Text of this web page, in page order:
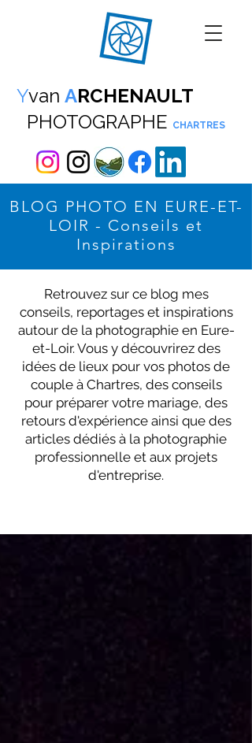
Yvan ARCHENAULT
PHOTOGRAPHE CHARTRES
BLOG PHOTO EN EURE-ET-
LOIR - Conseils et
Inspirations
Retrouvez sur ce blog mes
conseils, reportages et inspirations
autour de la photographie en Eure-
et-Loir. Vous y découvrirez des
idées de lieux pour vos photos de
couple à Chartres, des conseils
pour préparer votre mariage, des
retours d'expérience ainsi que des
articles dédiés à la photographie
professionnelle et aux projets
d'entreprise.